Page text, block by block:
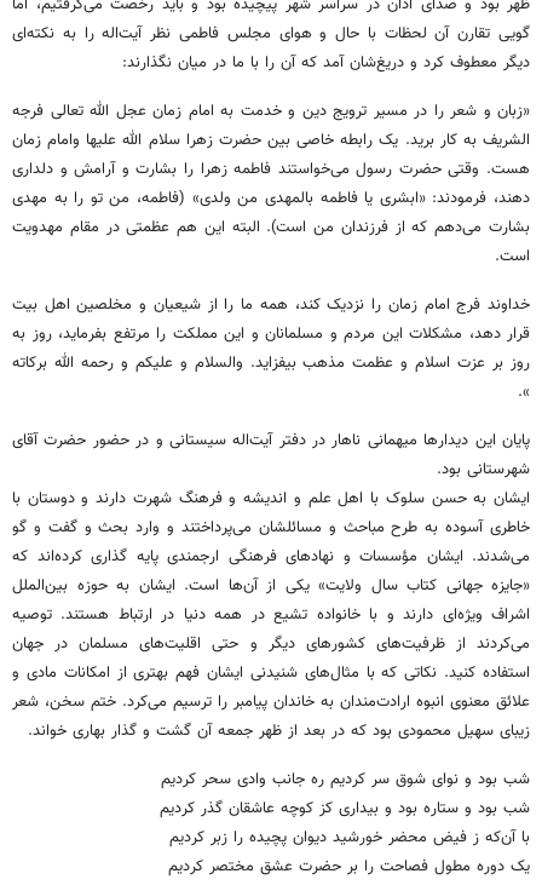
ظهر بود و صدای اذان در سراسر شهر پیچیده بود و باید رخصت می‌گرفتیم، اما
گویی تقارن آن لحظات با ‏حال و هوای مجلس فاطمی نظر آیت‌اله را به نکته‌ای
دیگر معطوف کرد و دریغ‌شان آمد که آن را با ما در ‏میان نگذارند: ‏
‏«زبان و شعر را در مسیر ترویج دین و خدمت به امام زمان عجل الله تعالی فرجه
الشریف به کار برید. یک ‏رابطه خاصی بین حضرت زهرا سلام الله علیها وامام زمان
هست. وقتی حضرت رسول می‌خواستند فاطمه زهرا ‏را بشارت و آرامش و دلداری
دهند، فرمودند: «ابشری یا فاطمه بالمهدی من ولدی» (فاطمه، من تو را به ‏مهدی
بشارت می‌دهم که از فرزندان من است). البته این هم عظمتی در مقام مهدویت
است. ‏
خداوند فرج امام زمان را نزدیک کند، همه ما را از شیعیان و مخلصین اهل بیت
قرار دهد، مشکلات این ‏مردم و مسلمانان و این مملکت را مرتفع بفرماید، روز به
روز بر عزت اسلام و عظمت مذهب بیفزاید. والسلام ‏و علیکم و رحمه الله برکاته
». ‏
پایان این دیدارها میهمانی ناهار در دفتر آیت‌اله سیستانی و در حضور حضرت آقای
شهرستانی بود. ‏
ایشان به حسن سلوک با اهل علم و اندیشه و فرهنگ شهرت دارند و دوستان با
خاطری آسوده به طرح ‏مباحث و مسائلشان می‌پرداختند و وارد بحث و گفت و گو
می‌شدند. ایشان مؤسسات و نهادهای فرهنگی ‏ارجمندی پایه گذاری کرده‌اند که
«جایزه جهانی کتاب سال ولایت» یکی از آن‌ها است. ایشان به حوزه ‏بین‌الملل
اشراف ویژه‌ای دارند و با خانواده تشیع در همه دنیا در ارتباط هستند. توصیه
می‌کردند از ‏ظرفیت‌های کشورهای دیگر و حتی اقلیت‌های مسلمان در جهان
استفاده کنید. نکاتی که با مثال‌های ‏شنیدنی ایشان فهم بهتری از امکانات مادی و
علائق معنوی انبوه ارادت‌مندان به خاندان پیامبر را ترسیم ‏می‌کرد. ختم سخن، شعر
زیبای سهیل محمودی بود که در بعد از ظهر جمعه آن گشت و گذار بهاری خواند. ‏
شب بود و نوای شوق سر کردیم ره جانب وادی سحر کردیم
شب بود و ستاره بود و بیداری کز کوچه عاشقان گذر کردیم
با آن‌که ز فیض محضر خورشید دیوان پچیده را زبر کردیم
یک دوره مطول فصاحت را بر حضرت عشق مختصر کردیم